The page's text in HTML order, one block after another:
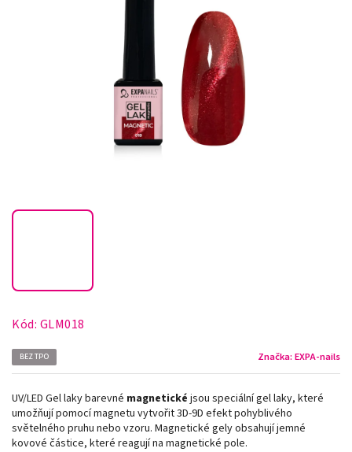
Kód: GLM018
BEZ TPO Značka: EXPA-nails
UV/LED Gel laky barevné magnetické jsou speciální gel laky, které
umožňují pomocí magnetu vytvořit 3D-9D efekt pohyblivého
světelného pruhu nebo vzoru. Magnetické gely obsahují jemné
kovové částice, které reagují na magnetické pole.